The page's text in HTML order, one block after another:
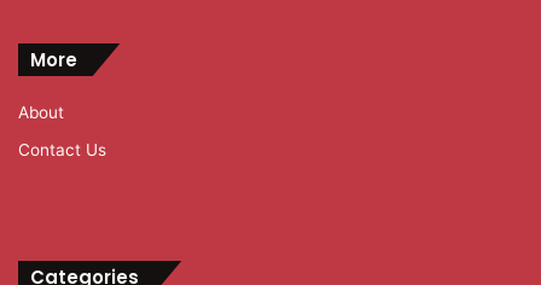
More
About
Contact Us
Categories